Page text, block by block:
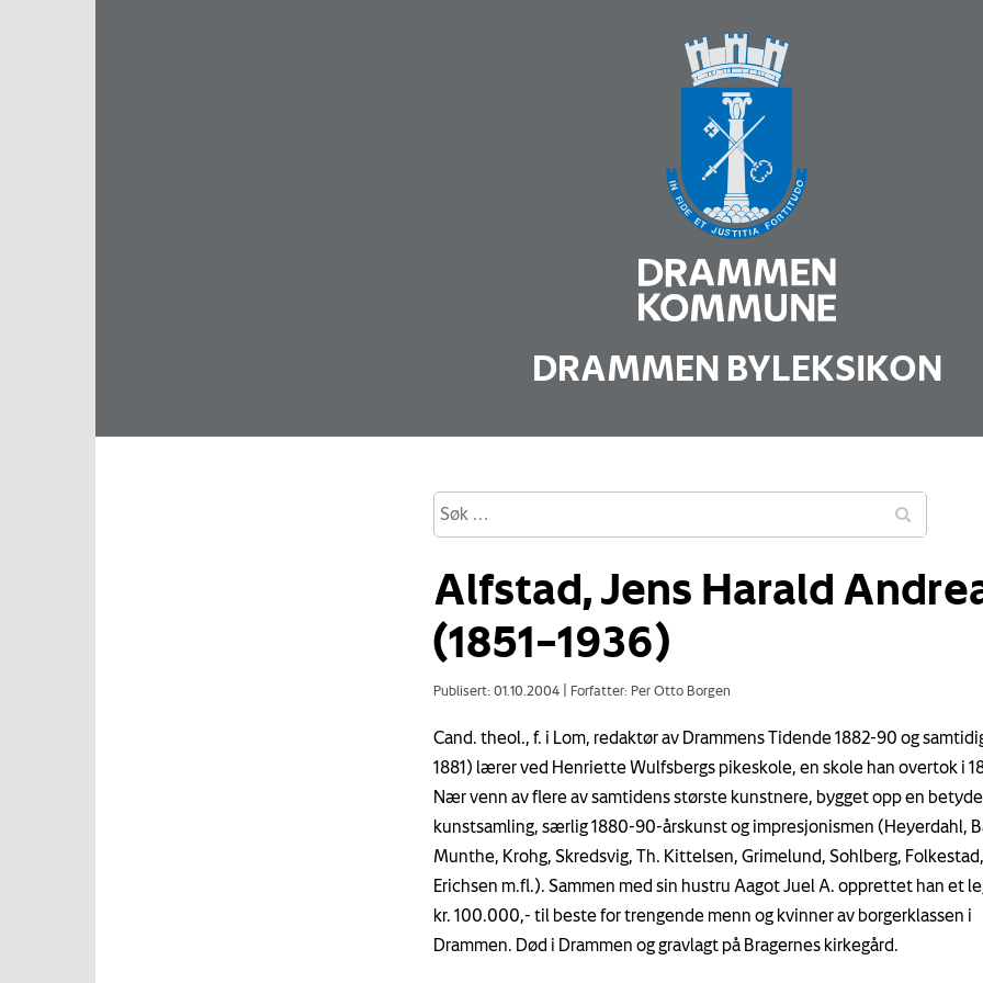
DRAMMEN BYLEKSIKON
Alfstad, Jens Harald
(1851–1936)
Publisert: 01.10.2004 Forfatter: Per Otto Borgen
Cand. theol., f. i Lom, redaktør av Drammens Tidende 1882-90 og
1881) lærer ved Henriette Wulfsbergs pikeskole, en skole han overtok i
Nær venn av flere av samtidens største kunstnere, bygget opp en
kunstsamling, særlig 1880-90-årskunst og impresjonismen (Heyerdahl,
Munthe, Krohg, Skredsvig, Th. Kittelsen, Grimelund, Sohlberg, Folkestad,
Erichsen m.fl.). Sammen med sin hustru Aagot Juel A. opprettet han et
kr. 100.000,- til beste for trengende menn og kvinner av borgerklassen i
Drammen. Død i Drammen og gravlagt på Bragernes kirkegård.